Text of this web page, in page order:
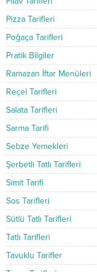
Pizza Tarifleri
Poğaça Tarifleri
Pratik Bilgiler
Ramazan İftar Menüleri
Reçel Tarifleri
Salata Tarifleri
Sarma Tarifi
Sebze Yemekleri
Şerbetli Tatlı Tarifleri
Simit Tarifi
Sos Tarifleri
Sütlü Tatlı Tarifleri
Tatlı Tarifleri
Tavuklu Tarifler